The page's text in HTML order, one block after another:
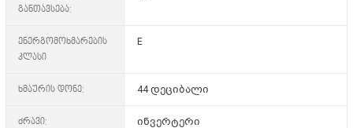
განთავსება:
ენერგომოხმარების
კლასი
E
ხმაურის დონე: 44 დეციბალი
ძრავი: ინვერტერი